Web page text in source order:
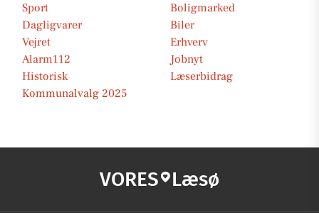
Sport
Boligmarked
Dagligvarer
Biler
Vejret
Erhverv
Alarm112
Jobnyt
Historisk
Læserbidrag
Kommunalvalg 2025
VORES Læsø